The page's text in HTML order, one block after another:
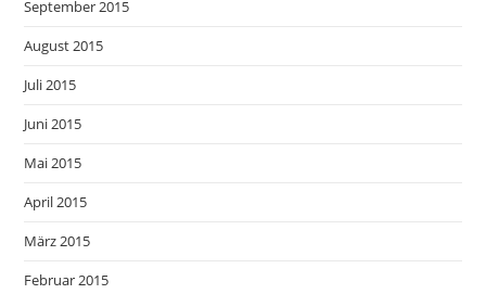
September 2015
August 2015
Juli 2015
Juni 2015
Mai 2015
April 2015
März 2015
Februar 2015